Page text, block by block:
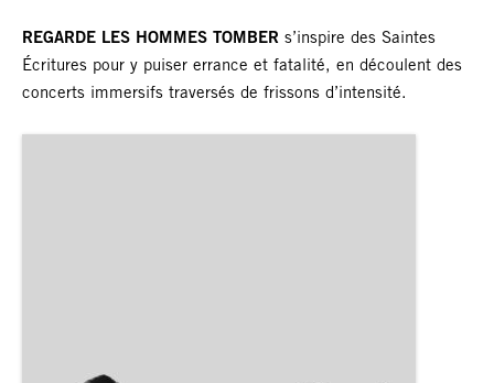
REGARDE LES HOMMES TOMBER s’inspire des Saintes
Écritures pour y puiser errance et fatalité, en découlent des
concerts immersifs traversés de frissons d’intensité.